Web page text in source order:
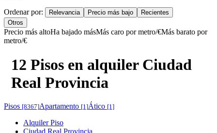
Ordenar por: Relevancia Precio más bajo
Recientes
Otros
Precio más altoHa bajado másMás caro por metro/€Más barato por
metro/€
12 Pisos en alquiler Ciudad
Real Provincia
Pisos [8367]Apartamento [1]Ático [1]
Alquiler Piso
Ciudad Real Provincia